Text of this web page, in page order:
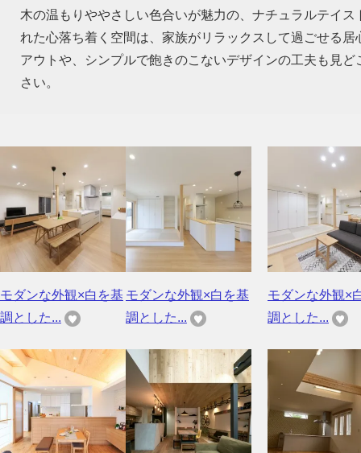
木の温もりややさしい色合いが魅力の、ナチュラルテイ
れた心落ち着く空間は、家族がリラックスして過ごせる
アウトや、シンプルで飽きのこないデザインの工夫も見
さい。
モダンな外観×白を基
調とした...
モダンな外観×白を基
調とした...
モダンな外観×
調とした...